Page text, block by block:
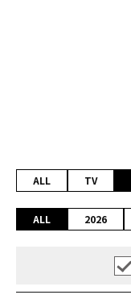
ALL TV
ALL 2026